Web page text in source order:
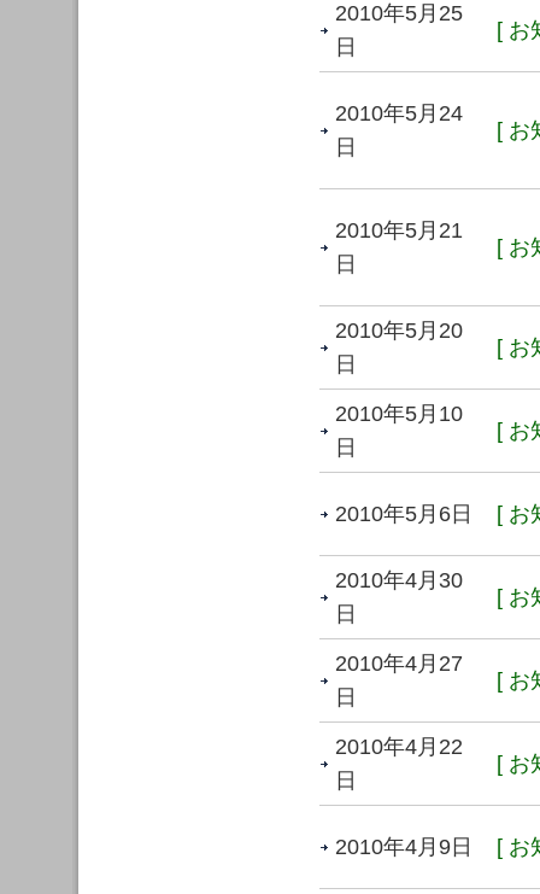
2010年5月25
日
[ お
2010年5月24
日
[ お
2010年5月21
日
[ お
2010年5月20
日
[ お
2010年5月10
日
[ お
2010年5月6日 [ お
2010年4月30
日
[ お
2010年4月27
日
[ お
2010年4月22
日
[ お
2010年4月9日 [ お